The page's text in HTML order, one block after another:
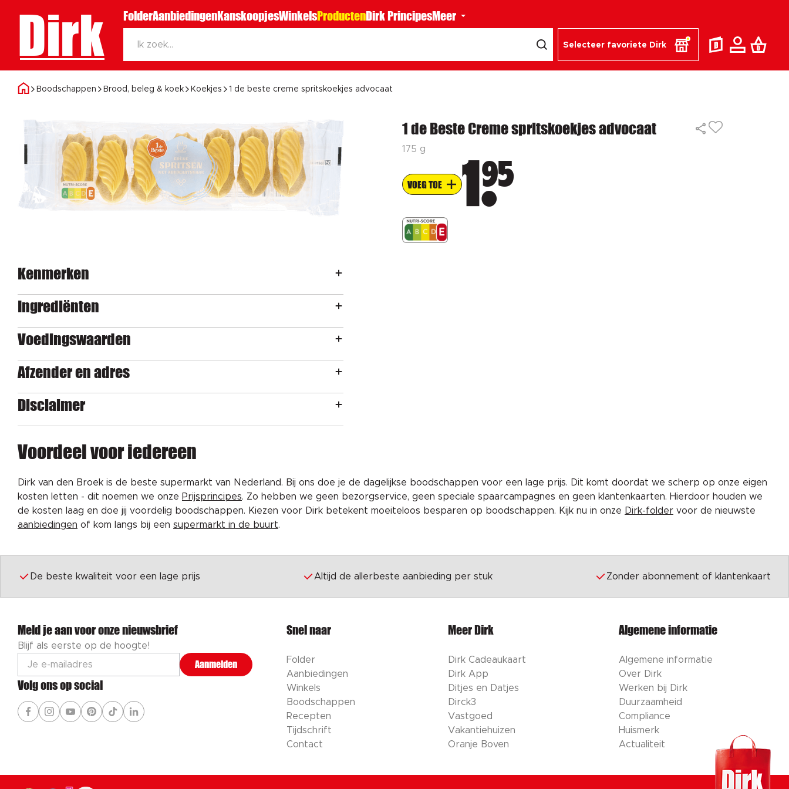
Dirk FolderAanbiedingenKanskoopjesWinkelsProductenDirk PrincipesMeer
Selecteer favoriete Dirk
Boodschappen Brood, beleg & koek Koekjes 1 de beste creme spritskoekjes advocaat
1 de Beste Creme spritskoekjes advocaat
175 g
VOEG TOE 1 95
Kenmerken
Ingrediënten
Voedingswaarden
Afzender en adres
Disclaimer
Voordeel voor iedereen
Dirk van den Broek is de beste supermarkt van Nederland. Bij ons doe je de dagelijkse boodschappen voor een lage prijs. Dit komt doordat we scherp op onze eigen
kosten letten - dit noemen we onze Prijsprincipes. Zo hebben we geen bezorgservice, geen speciale spaarcampagnes en geen klantenkaarten. Hierdoor houden we
de kosten laag en doe jij voordelig boodschappen. Kiezen voor Dirk betekent moeiteloos besparen op boodschappen. Kijk nu in onze Dirk-folder voor de nieuwste
aanbiedingen of kom langs bij een supermarkt in de buurt.
De beste kwaliteit voor een lage prijs Altijd de allerbeste aanbieding per stuk Zonder abonnement of klantenkaart
Meld je aan voor onze nieuwsbrief
Blijf als eerste op de hoogte!
Aanmelden
Volg ons op social
Snel naar
Folder
Aanbiedingen
Winkels
Boodschappen
Recepten
Tijdschrift
Contact
Meer Dirk
Dirk Cadeaukaart
Dirk App
Ditjes en Datjes
Dirck3
Vastgoed
Vakantiehuizen
Oranje Boven
Algemene informatie
Algemene informatie
Over Dirk
Werken bij Dirk
Duurzaamheid
Compliance
Huismerk
Actualiteit